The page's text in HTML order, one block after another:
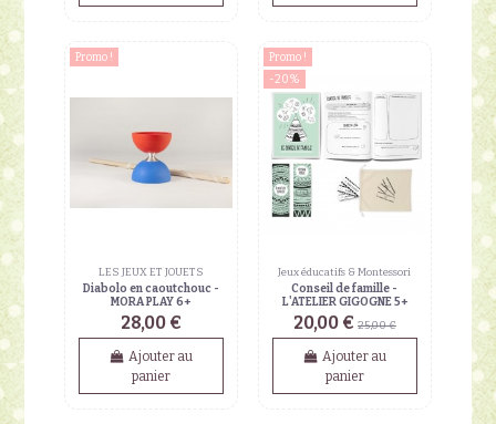
Promo !
LES JEUX ET JOUETS
Diabolo en caoutchouc -
MORA PLAY 6+
28,00 €
Ajouter au
panier
Promo !
-20%
Jeux éducatifs & Montessori
Conseil de famille -
L'ATELIER GIGOGNE 5+
20,00 € 25,00 €
Ajouter au
panier